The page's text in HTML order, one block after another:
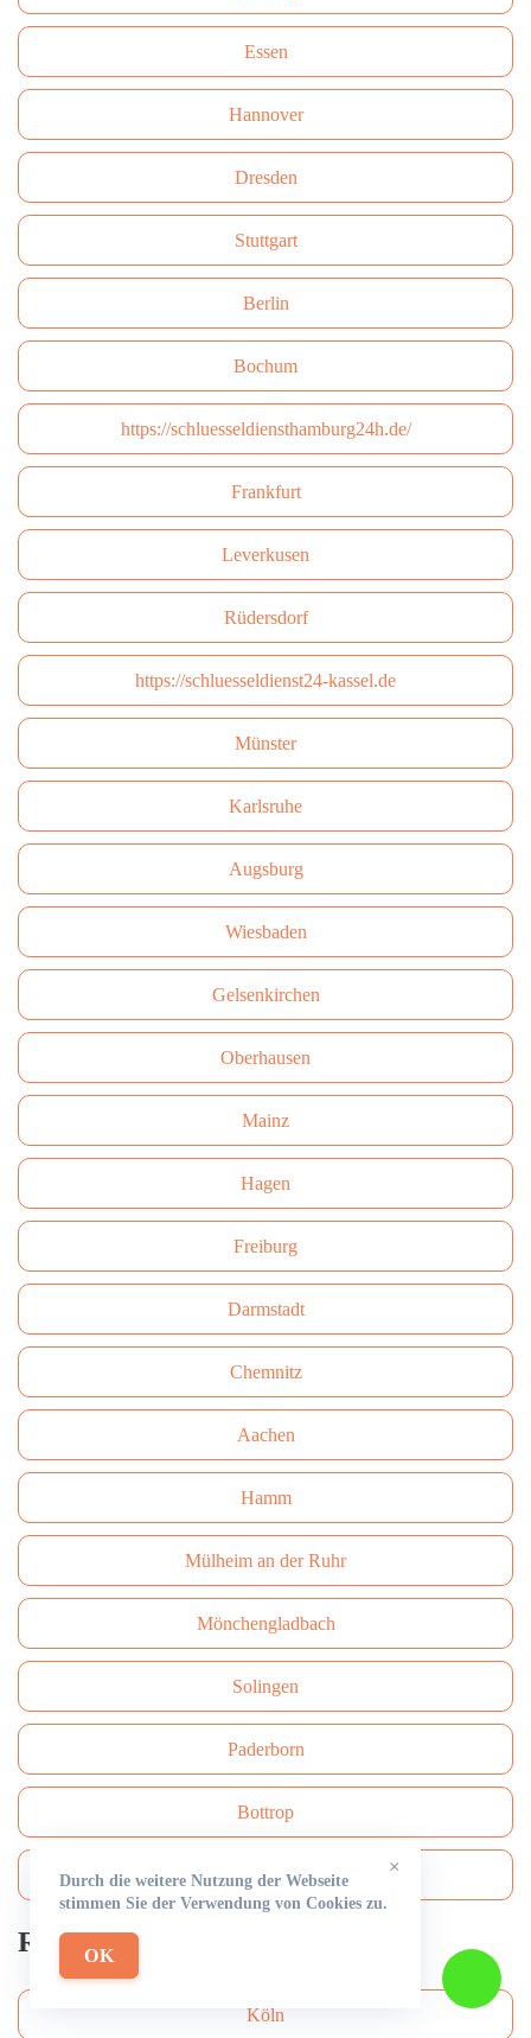
Essen
Hannover
Dresden
Stuttgart
Berlin
Bochum
https://schluesseldiensthamburg24h.de/
Frankfurt
Leverkusen
Rüdersdorf
https://schluesseldienst24-kassel.de
Münster
Karlsruhe
Augsburg
Wiesbaden
Gelsenkirchen
Oberhausen
Mainz
Hagen
Freiburg
Darmstadt
Сhemnitz
Aachen
Hamm
Mülheim an der Ruhr
Mönchengladbach
Solingen
Paderborn
Bottrop
Bergisch Gladbach
Rohrreinigung
Köln
×
Durch die weitere Nutzung der Webseite
stimmen Sie der Verwendung von Cookies zu.
OK